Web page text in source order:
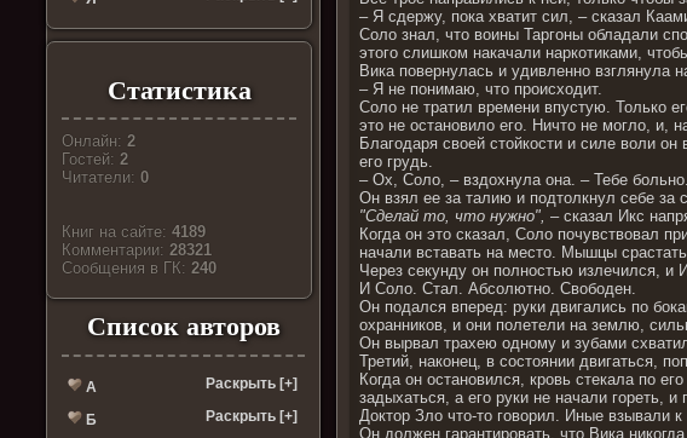
Статистика
Онлайн:2
Гостей:2
Читатели:0
Книг на сайте:4189
Комментарии:28321
Cообщения в ГК:240
Список авторов
А Раскрыть [+]
Б Раскрыть [+]
– Я сдержу, пока хватит сил, – сказал
Соло знал, что воины Таргоны обладали
этого слишком накачали наркотиками,
Вика повернулась и удивленно взглянула
– Я не понимаю, что происходит.
Соло не тратил времени впустую. Только
это не остановило его. Ничто не могло, и,
Благодаря своей стойкости и силе воли
его грудь.
– Ох, Соло, – вздохнула она. – Тебе больно.
Он взял ее за талию и подтолкнул себе за
"Сделай то, что нужно",– сказал Икс
Когда он это сказал, Соло почувствовал
начали вставать на место. Мышцы
Через секунду он полностью излечился, и
И Соло. Стал. Абсолютно. Свободен.
Он подался вперед: руки двигались по
охранников, и они полетели на землю,
Он вырвал трахею одному и зубами
Третий, наконец, в состоянии двигаться,
Когда он остановился, кровь стекала по
задыхаться, а его руки не начали гореть, и
Доктор Зло что-то говорил. Иные взывали
Он должен гарантировать, что Вика